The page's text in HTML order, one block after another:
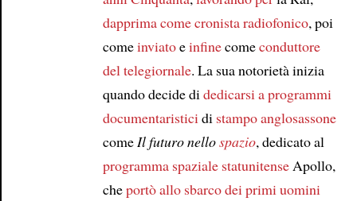
dapprima comecronista radiofonico, poi
comeinviatoeinfinecomeconduttore
del telegiornale. La sua notorietà inizia
quando decide di dedicarsi aprogrammi
documentaristici di stampo anglosassone
come Il futuro nellospazio, dedicato al
programma spaziale statunitenseApollo,
cheportò allo sbarco dei primi uomini